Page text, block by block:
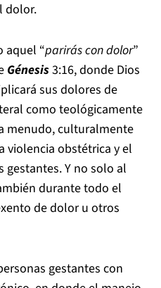
dolor.
aquel “parirás con dolor”
Génesis3:16, donde Dios
sus dolores de
como teológicamente
menudo, culturalmente
violencia obstétrica y el
Y no solo al
durante todo el
de dolor u otros
gestantes con